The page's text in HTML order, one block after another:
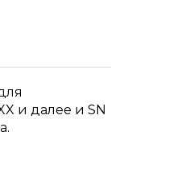
и далее и SN